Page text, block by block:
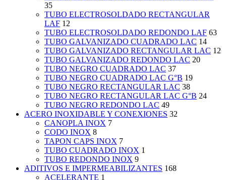
35
TUBO ELECTROSOLDADO RECTANGULAR
LAF 12
TUBO ELECTROSOLDADO REDONDO LAF 63
TUBO GALVANIZADO CUADRADO LAC 14
TUBO GALVANIZADO RECTANGULAR LAC 12
TUBO GALVANIZADO REDONDO LAC 20
TUBO NEGRO CUADRADO LAC 37
TUBO NEGRO CUADRADO LAC G°B 19
TUBO NEGRO RECTANGULAR LAC 38
TUBO NEGRO RECTANGULAR LAC G°B 24
TUBO NEGRO REDONDO LAC 49
ACERO INOXIDABLE Y CONEXIONES 32
CANOPLA INOX 7
CODO INOX 8
TAPON CAPS INOX 7
TUBO CUADRADO INOX 1
TUBO REDONDO INOX 9
ADITIVOS E IMPERMEABILIZANTES 168
ACELERANTE 1